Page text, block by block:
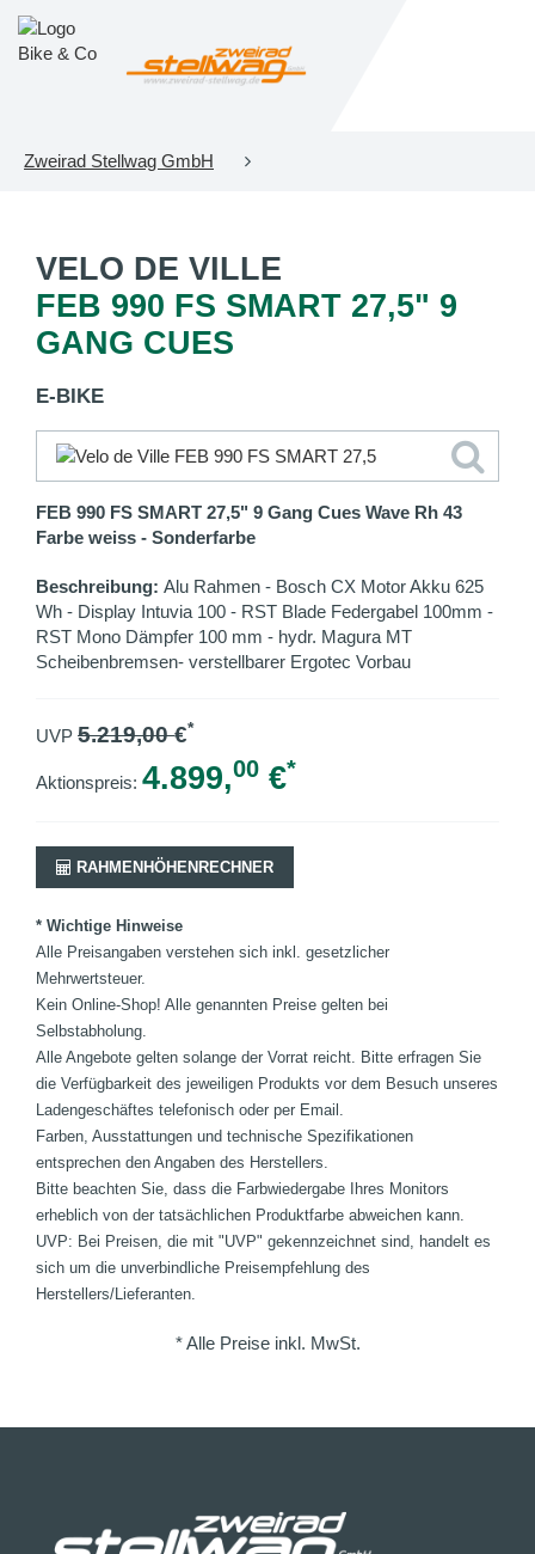
Zweirad Stellwag GmbH
VELO DE VILLE
FEB 990 FS SMART 27,5" 9
GANG CUES
E-BIKE
FEB 990 FS SMART 27,5" 9 Gang Cues Wave Rh 43
Farbe weiss - Sonderfarbe
Beschreibung: Alu Rahmen - Bosch CX Motor Akku 625
Wh - Display Intuvia 100 - RST Blade Federgabel 100mm -
RST Mono Dämpfer 100 mm - hydr. Magura MT
Scheibenbremsen- verstellbarer Ergotec Vorbau
UVP 5.219,00€*
Aktionspreis: 4.899,00 €*
RAHMENHÖHENRECHNER
* Wichtige Hinweise
Alle Preisangaben verstehen sich inkl. gesetzlicher
Mehrwertsteuer.
Kein Online-Shop! Alle genannten Preise gelten bei
Selbstabholung.
Alle Angebote gelten solange der Vorrat reicht. Bitte erfragen Sie
die Verfügbarkeit des jeweiligen Produkts vor dem Besuch unseres
Ladengeschäftes telefonisch oder per Email.
Farben, Ausstattungen und technische Spezifikationen
entsprechen den Angaben des Herstellers.
Bitte beachten Sie, dass die Farbwiedergabe Ihres Monitors
erheblich von der tatsächlichen Produktfarbe abweichen kann.
UVP: Bei Preisen, die mit "UVP" gekennzeichnet sind, handelt es
sich um die unverbindliche Preisempfehlung des
Herstellers/Lieferanten.
* Alle Preise inkl. MwSt.